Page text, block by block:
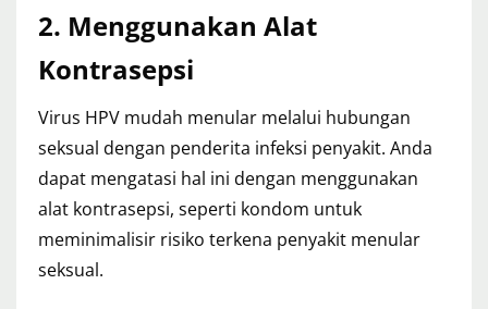
2. Menggunakan Alat
Kontrasepsi
Virus HPV mudah menular melalui hubungan
seksual dengan penderita infeksi penyakit. Anda
dapat mengatasi hal ini dengan menggunakan
alat kontrasepsi, seperti kondom untuk
meminimalisir risiko terkena penyakit menular
seksual.